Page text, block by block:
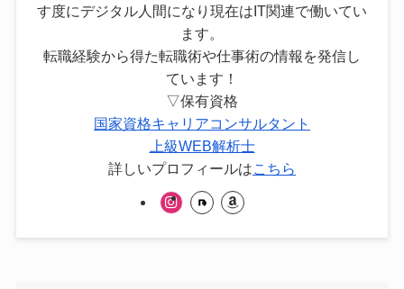
す度にデジタル人間になり現在はIT関連で働いてい
ます。
転職経験から得た転職術や仕事術の情報を発信し
ています！
▽保有資格
国家資格キャリアコンサルタント
上級WEB解析士
詳しいプロフィールはこちら